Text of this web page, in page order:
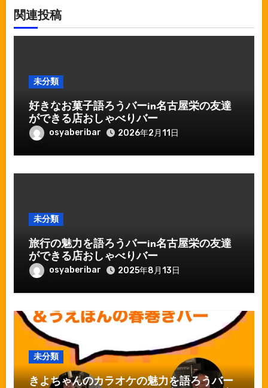
関連投稿
未分類
好きなお菓子語ろうバーin名古屋栄の友達
ができる店おしゃべりバー
osyaberibar 2026年2月11日
未分類
旅行の魅力を語ろうバーin名古屋栄の友達
ができる店おしゃべりバー
osyaberibar 2025年8月13日
未分類
きよちゃんのカラオケの魅力を語ろうバー